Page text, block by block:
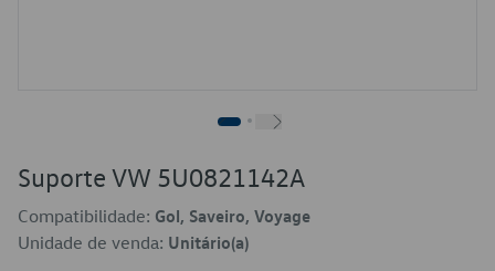
Suporte VW 5U0821142A
Compatibilidade: Gol, Saveiro, Voyage
Unidade de venda: Unitário(a)